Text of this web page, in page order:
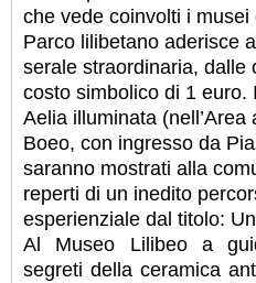
che vede coinvolti i musei
Parco lilibetano aderisce
serale straordinaria, dalle
costo simbolico di 1 euro.
Aelia illuminata
Boeo, con ingresso da
saranno mostrati alla
reperti di un inedito
esperienziale dal titolo:
Al Museo Lilibeo a
segreti della ceramica